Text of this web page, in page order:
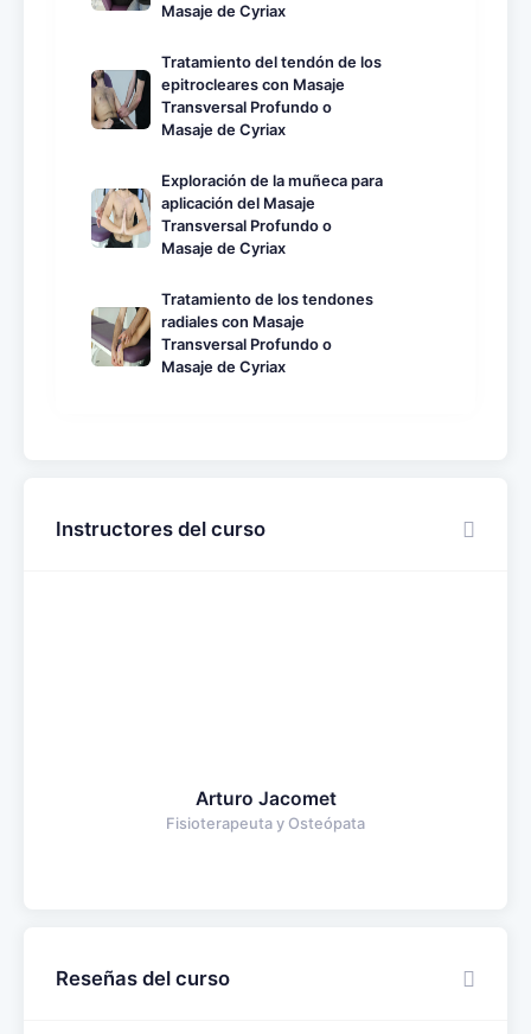
Masaje de Cyriax
Tratamiento del tendón de los
epitrocleares con Masaje
Transversal Profundo o
Masaje de Cyriax
Exploración de la muñeca para
aplicación del Masaje
Transversal Profundo o
Masaje de Cyriax
Tratamiento de los tendones
radiales con Masaje
Transversal Profundo o
Masaje de Cyriax
Instructores del curso
Arturo Jacomet
Fisioterapeuta y Osteópata
Reseñas del curso